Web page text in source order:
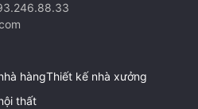
hàngThiết kế nhà xưởng
thất